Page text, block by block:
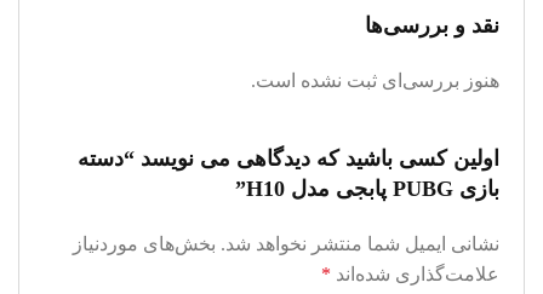
نقد و بررسی‌ها
هنوز بررسی‌ای ثبت نشده است.
اولین کسی باشید که دیدگاهی می نویسد “دسته
بازی PUBG پابجی مدل H10”
نشانی ایمیل شما منتشر نخواهد شد. بخش‌های موردنیاز
علامت‌گذاری شده‌اند *